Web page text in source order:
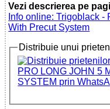
Vezi descrierea pe
Info online: Trigoblack -
With Precut System
Distribuie unui prieten